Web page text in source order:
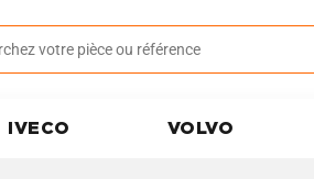
IVECO VOLVO